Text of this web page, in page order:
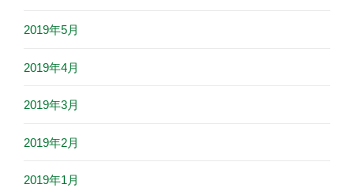
2019年5月
2019年4月
2019年3月
2019年2月
2019年1月